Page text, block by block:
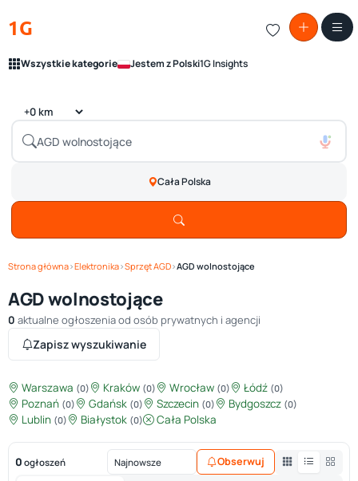
1G
Wszystkie kategorie Jestem z Polski1G Insights
Cała Polska
Strona główna›Elektronika›Sprzęt AGD›AGD wolnostojące
AGD wolnostojące
0 aktualne ogłoszenia od osób prywatnych i agencji
Zapisz wyszukiwanie
Warszawa (0) Kraków (0) Wrocław (0) Łódź (0)
Poznań (0) Gdańsk (0) Szczecin (0) Bydgoszcz (0)
Lublin (0) Białystok (0) Cała Polska
0 ogłoszeń Obserwuj